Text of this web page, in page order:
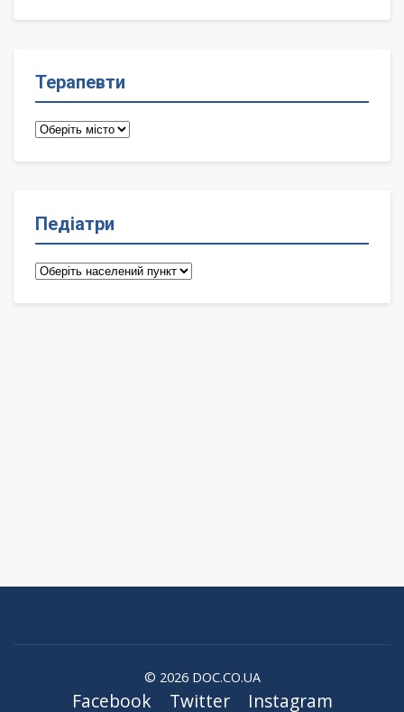
Терапевти
Терапевти
Педіатри
Педіатри
© 2026 DOC.CO.UA
Facebook Twitter Instagram